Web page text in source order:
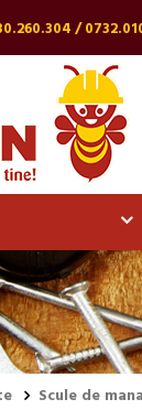
/
Scule de mana